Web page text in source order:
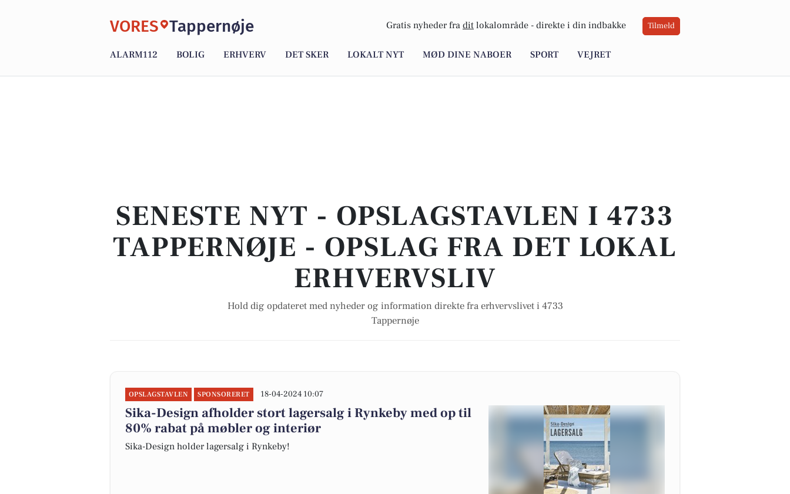
VORES Tappernøje Gratis nyheder fra dit lokalområde - direkte i din indbakke Tilmeld
ALARM112 BOLIG ERHVERV DET SKER LOKALT NYT MØD DINE NABOER SPORT VEJRET
SENESTE NYT - OPSLAGSTAVLEN I 4733
TAPPERNØJE - OPSLAG FRA DET LOKAL
ERHVERVSLIV
Hold dig opdateret med nyheder og information direkte fra erhvervslivet i 4733
Tappernøje
OPSLAGSTAVLEN SPONSORERET 18-04-2024 10:07
Sika-Design afholder stort lagersalg i Rynkeby med op til
80% rabat på møbler og interiør
Sika-Design holder lagersalg i Rynkeby!